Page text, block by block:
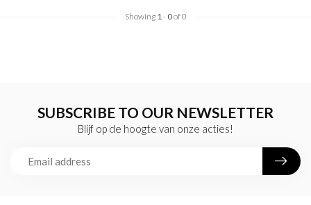
Showing 1- 0of 0
SUBSCRIBE TO OUR NEWSLETTER
Blijf op de hoogte van onze acties!